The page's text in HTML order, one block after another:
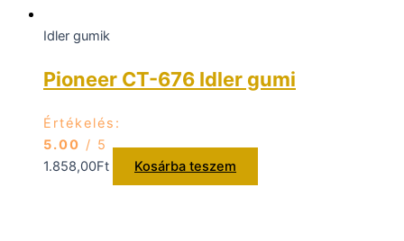
Idler gumik
Pioneer CT-676 Idler gumi
Értékelés:
5.00 / 5
1.858,00Ft Kosárba teszem